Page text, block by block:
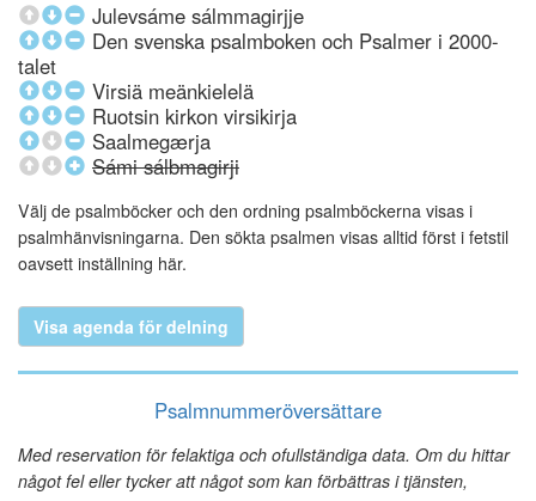
Julevsáme sálmmagirjje
Den svenska psalmboken och Psalmer i 2000-
talet
Virsiä meänkielelä
Ruotsin kirkon virsikirja
Saalmegærja
Sámi sálbmagirji
Välj de psalmböcker och den ordning psalmböckerna visas i
psalmhänvisningarna. Den sökta psalmen visas alltid först i fetstil
oavsett inställning här.
Visa agenda för delning
Psalmnummeröversättare
Med reservation för felaktiga och ofullständiga data. Om du hittar
något fel eller tycker att något som kan förbättras i tjänsten,